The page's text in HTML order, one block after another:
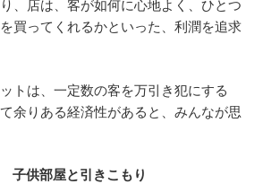
、店は、客が如何に心地よく、ひとつ
買ってくれるかといった、利潤を追求
トは、一定数の客を万引き犯にする
余りある経済性があると、みんなが思
子供部屋と引きこもり